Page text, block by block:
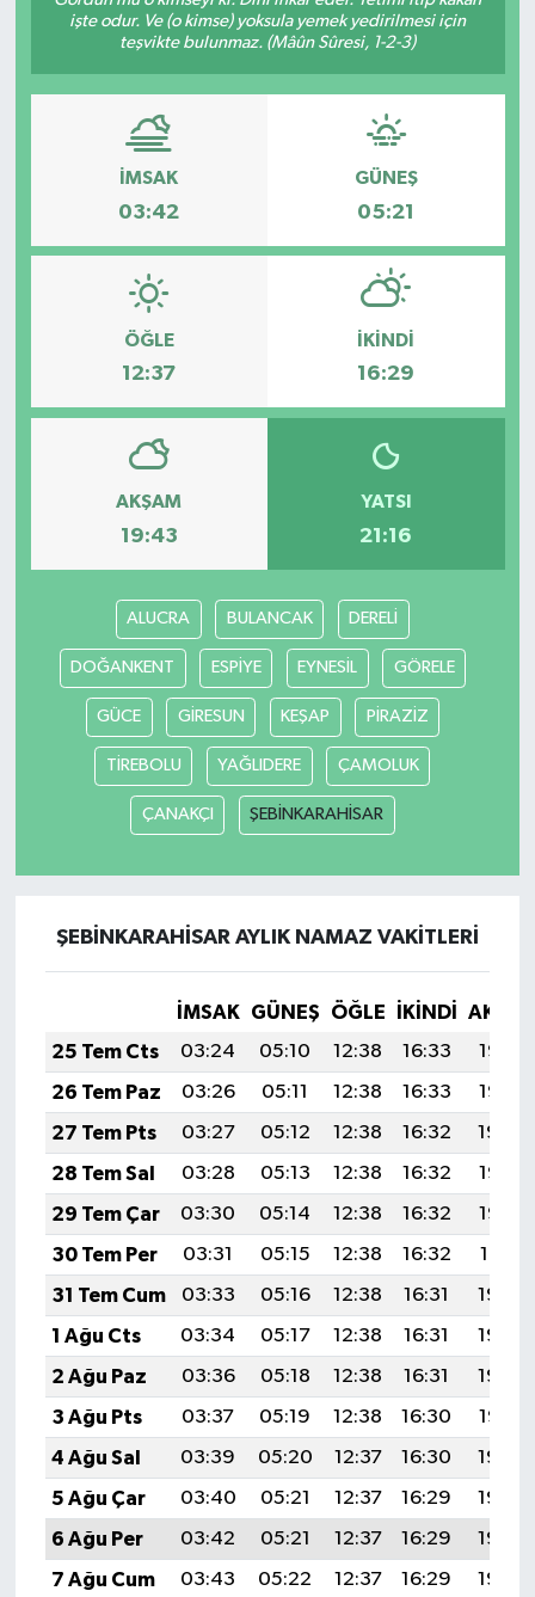
işte odur. Ve (o kimse) yoksula yemek yedirilmesi için
teşvikte bulunmaz. (Mâûn Sûresi, 1-2-3)
İMSAK
03:42
GÜNEŞ
05:21
ÖĞLE
12:37
İKINDI
16:29
AKŞAM
19:43
YATSI
21:16
ALUCRA BULANCAK DERELİ
DOĞANKENT ESPİYE EYNESİL GÖRELE
GÜCE GİRESUN KEŞAP PİRAZİZ
TİREBOLU YAĞLIDERE ÇAMOLUK
ÇANAKÇI ŞEBİNKARAHİSAR
ŞEBİNKARAHİSAR AYLIK NAMAZ VAKITLERI
İMSAK GÜNEŞ ÖĞLE İKINDI
25 Tem Cts
03:24 05:10 12:38 16:33
19:55
26 Tem Paz
03:26 05:11 12:38 16:33
19:55
27 Tem Pts
03:27 05:12 12:38 16:32
19:54
28 Tem Sal
03:28 05:13 12:38 16:32
19:53
29 Tem Çar
03:30 05:14 12:38 16:32
19:52
30 Tem Per
03:31 05:15 12:38 16:32
19:51
31 Tem Cum
03:33 05:16 12:38 16:31
19:50
1 Ağu Cts
03:34 05:17 12:38 16:31
19:49
2 Ağu Paz
03:36 05:18 12:38 16:31
19:48
3 Ağu Pts
03:37 05:19 12:38 16:30
19:47
4 Ağu Sal
03:39 05:20 12:37 16:30
19:45
5 Ağu Çar
03:40 05:21 12:37 16:29
19:44
6 Ağu Per
03:42 05:21 12:37 16:29
19:43
7 Ağu Cum
03:43 05:22 12:37 16:29
19:42
Medya
Sinema
Sivil Toplum
Siyaset
Tarım
Turizm
Yaşam
DÜNYA
YEREL